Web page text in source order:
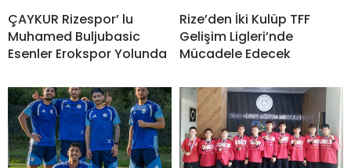
ÇAYKUR Rizespor’ lu
Muhamed Buljubasic
Esenler Erokspor Yolunda
Rize’den İki Kulüp TFF
Gelişim Ligleri’nde
Mücadele Edecek